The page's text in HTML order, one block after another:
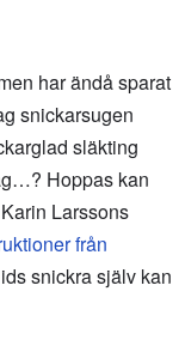
har ändå sparat
snickarsugen
släkting
Hoppas kan
Larssons
från
snickra själv kan